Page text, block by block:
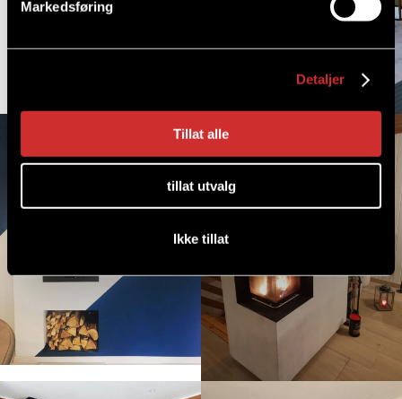
Markedsføring
Detaljer
Tillat alle
tillat utvalg
Ikke tillat